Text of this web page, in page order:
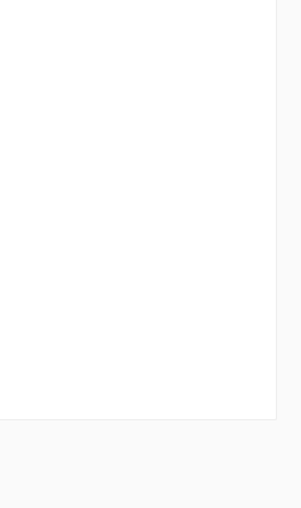
nicht verfügbar.)
ist zurzeit nicht verfügbar.)
nicht verfügbar.)